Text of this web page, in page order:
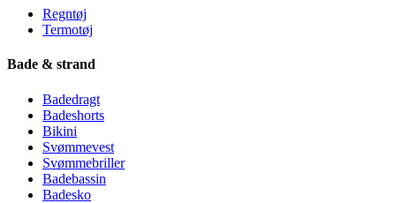
Regntøj
Termotøj
Bade & strand
Badedragt
Badeshorts
Bikini
Svømmevest
Svømmebriller
Badebassin
Badesko